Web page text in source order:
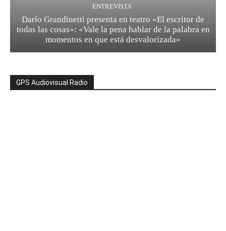
ENTREVISTA
Darío Grandinetti presenta en teatro «El escritor de
todas las cosas»: «Vale la pena hablar de la palabra en
momentos en que está desvalorizada»
GPS Audiovisual Radio